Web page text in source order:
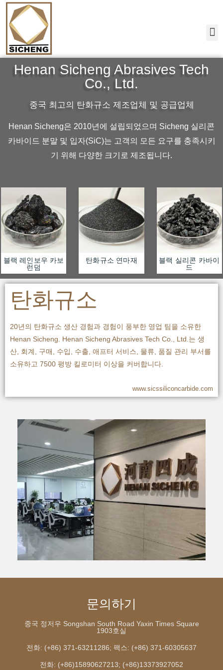
Henan Sicheng Abrasives Tech
Co., Ltd.
중국 최고의 탄화규소 제조업체 및 공급업체
Henan Sicheng은 2010년에 설립되었으며 Sicheng 실리콘
카바이드 분말 및 입자(SiC)는 고객의 모든 요구를 충족시키
기 위해 다양한 크기로 제조됩니다.
블랙 레인보우 카보
런덤
탄화규소 연마재
블랙 실리콘 카바이
드
탄화규소
20년의 탄화규소 생산 경험과 경험이 풍부한 영업 팀을 소유한
Henan Sicheng. Henan Sicheng Abrasives Tech Co., Ltd.는 생
산, 회계, 구매, 수입, 수출, 애프터 서비스, 물류, 품질 관리 부서를
소유하고 7500 평방 킬로미터 이상을 커버합니다.
www.sicssiliconcarbide.com
문의하기
중국 정저우 Songshan South Road Yaxin Times Square
1903호실
전화: (+86) 371-63211286; 팩스: (+86) 371-60305637
전화: (+86)15890627213; (+86)13373927052